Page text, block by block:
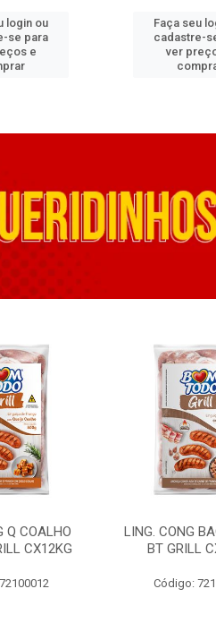
login ou
se para
e
Faça seu
cadastre-
ver
Q COALHO
CX12KG
LING. CONG
BT GRILL
Código: